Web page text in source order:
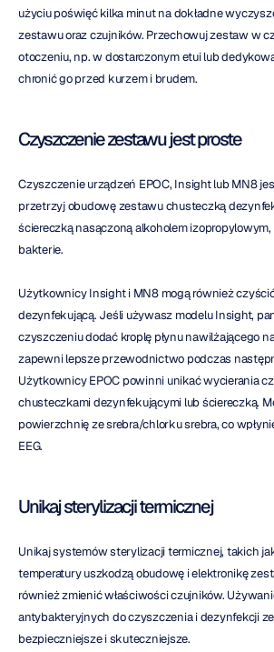
użyciu poświęć kilka minut na dokładne
zestawu oraz czujników. Przechowuj zestaw w
otoczeniu, np. w dostarczonym etui lub
chronić go przed kurzem i brudem.
Czyszczenie zestawu jest proste
Czyszczenie urządzeń EPOC, Insight lub MN8
przetrzyj obudowę zestawu chusteczką
ściereczką nasączoną alkoholem
bakterie.
Użytkownicy Insight i MN8 mogą również
dezynfekującą. Jeśli używasz modelu Insight,
czyszczeniu dodać kroplę płynu nawilżającego
zapewni lepsze przewodnictwo podczas
Użytkownicy EPOC powinni unikać wycierania
chusteczkami dezynfekującymi lub ściereczką.
powierzchnię ze srebra/chlorku srebra, co
EEG.
Unikaj sterylizacji termicznej
Unikaj systemów sterylizacji termicznej, takich
temperatury uszkodzą obudowę i elektronikę
również zmienić właściwości czujników.
antybakteryjnych do czyszczenia i dezynfekcji
bezpieczniejsze i skuteczniejsze.